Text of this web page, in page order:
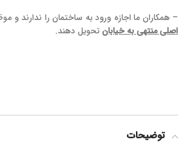
– همکاران ما اجازه ورود به ساختمان را ندارند و
اصلی منتهی به خیابانتحویل دهند.
توضیحات